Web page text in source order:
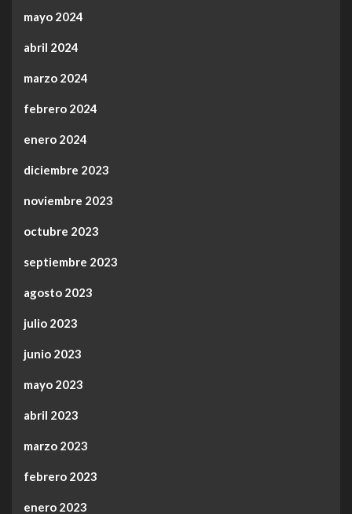
mayo 2024
abril 2024
marzo 2024
febrero 2024
enero 2024
diciembre 2023
noviembre 2023
octubre 2023
septiembre 2023
agosto 2023
julio 2023
junio 2023
mayo 2023
abril 2023
marzo 2023
febrero 2023
enero 2023